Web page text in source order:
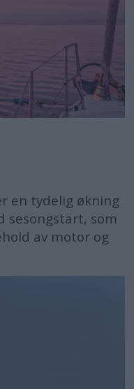
en tydelig økning
sesongstart, som
av motor og